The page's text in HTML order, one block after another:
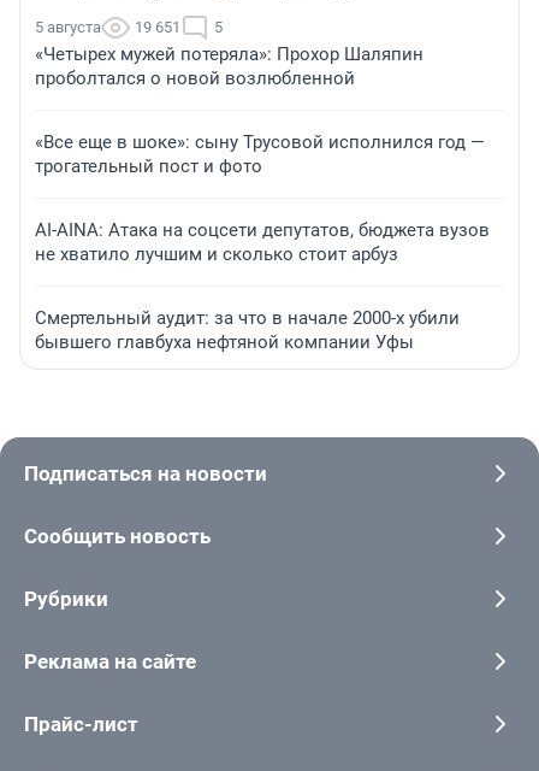
5 августа 19 651 5
«Четырех мужей потеряла»: Прохор Шаляпин
проболтался о новой возлюбленной
«Все еще в шоке»: сыну Трусовой исполнился год —
трогательный пост и фото
AI-AINA: Атака на соцсети депутатов, бюджета вузов
не хватило лучшим и сколько стоит арбуз
Смертельный аудит: за что в начале 2000-х убили
бывшего главбуха нефтяной компании Уфы
Подписаться на новости
Сообщить новость
Рубрики
Реклама на сайте
Прайс-лист